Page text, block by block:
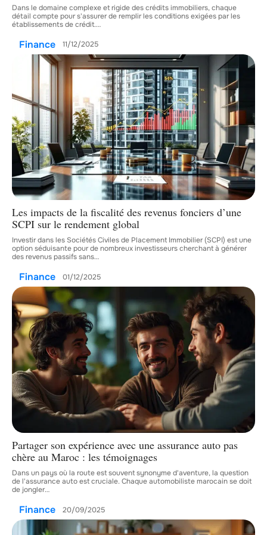
Dans le domaine complexe et rigide des crédits immobiliers, chaque
détail compte pour s'assurer de remplir les conditions exigées par les
établissements de crédit.…
Finance 11/12/2025
Les impacts de la fiscalité des revenus fonciers d’une
SCPI sur le rendement global
Investir dans les Sociétés Civiles de Placement Immobilier (SCPI) est une
option séduisante pour de nombreux investisseurs cherchant à générer
des revenus passifs sans…
Finance 01/12/2025
Partager son expérience avec une assurance auto pas
chère au Maroc : les témoignages
Dans un pays où la route est souvent synonyme d'aventure, la question
de l'assurance auto est cruciale. Chaque automobiliste marocain se doit
de jongler…
Finance 20/09/2025